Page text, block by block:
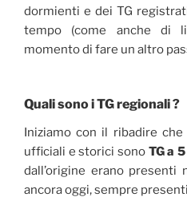
dormienti e dei TG
tempo (come anche di
momento di fare un altro
Quali sono i TG regionali ?
Iniziamo con il ribadire
ufficiali e storici sono TG a
dall’origine erano presenti
ancora oggi, sempre